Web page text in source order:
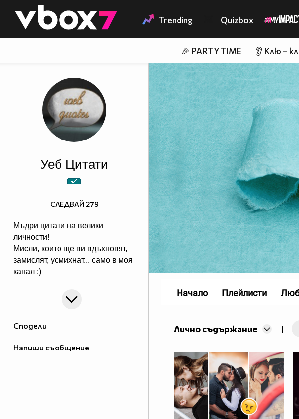
👾 Trending Quizbox
🎉 PARTY TIME 👂 Клю –
Сподели
Напиши съобщение
Уеб Цитати
Мъдри цитати на велики
личности!
Мисли, които ще ви вдъхновят,
замислят, усмихнат... само в моя
канал :)
СЛЕДВАЙ 279
Лично съдържание |
Начало Плейлисти